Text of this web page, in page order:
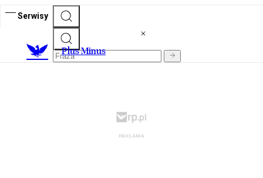
Serwisy
Plus Minus